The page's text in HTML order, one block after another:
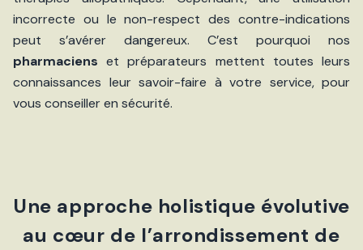
incorrecte ou le non-respect des contre-indications
peut s’avérer dangereux. C’est pourquoi nos
pharmaciens et préparateurs mettent toutes leurs
connaissances leur savoir-faire à votre service, pour
vous conseiller en sécurité.
Une approche holistique évolutive
au cœur de l’arrondissement de